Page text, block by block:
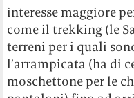
interesse maggiore
come il trekking (le
terreni per i quali
l’arrampicata (ha di
moschettone per le